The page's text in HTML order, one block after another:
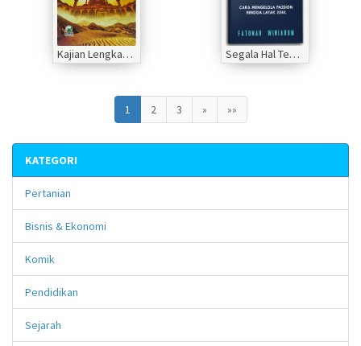
Kajian Lengkap Shalat Jamaah Segala Hal Tentang Passionmu Cara mengelola Passion Hingga Layak Jual
1 2 3 » »»
KATEGORI
Pertanian
Bisnis & Ekonomi
Komik
Pendidikan
Sejarah